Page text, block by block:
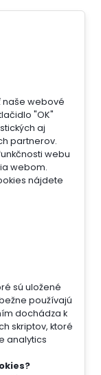
webové
"OK"
aj
partnerov.
webu
webom.
nájdete
sú uložené
používajú
dochádza k
skriptov, ktoré
analytics